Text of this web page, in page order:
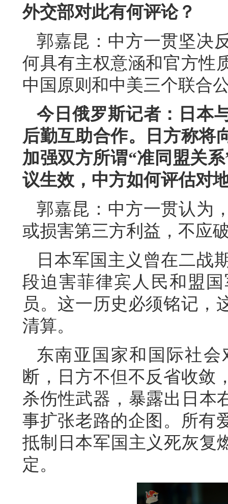
外交部对此有何评论？
郭嘉昆：中方一贯坚决
何具有主权意涵和官方性
中国原则和中美三个联合
今日俄罗斯记者：日本
后勤互助合作。日方称将
加强双方所谓“准同盟关
议生效，中方如何评估对
郭嘉昆：中方一贯认为
或损害第三方利益，不应
日本军国主义曾在二战
段迫害菲律宾人民和盟
员。这一历史必须铭记，
清算。
东南亚国家和国际社
断，日方不但不反省收敛
杀伤性武器，暴露出日本
事扩张老路的企图。所有
抵制日本军国主义死灰复
定。